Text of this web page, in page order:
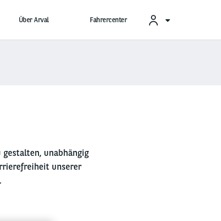
Über Arval Fahrercenter
unabhängig
unserer